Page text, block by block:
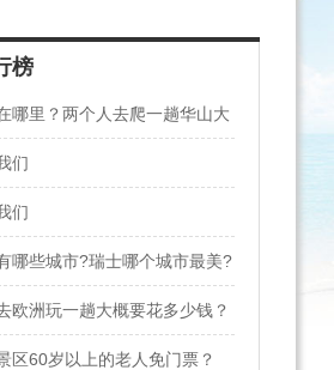
榜
哪里？两个人去爬一趟华山大
多少钱？
们
们
哪些城市?瑞士哪个城市最美?
美城市排名
欧洲玩一趟大概要花多少钱？
区60岁以上的老人免门票？